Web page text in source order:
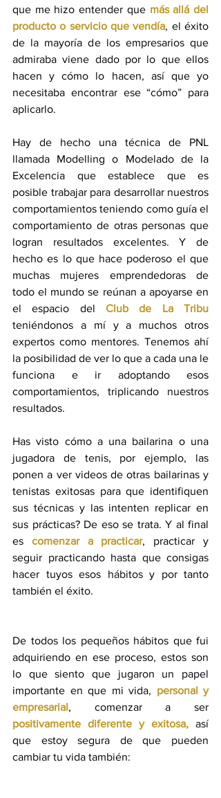
que me hizo entender que más allá del
producto o servicio que vendía, el éxito
de la mayoría de los empresarios que
admiraba viene dado por lo que ellos
hacen y cómo lo hacen, así que yo
necesitaba encontrar ese “cómo” para
aplicarlo.
Hay de hecho una técnica de PNL
llamada Modelling o Modelado de la
Excelencia que establece que es
posible trabajar para desarrollar nuestros
comportamientos teniendo como guía el
comportamiento de otras personas que
logran resultados excelentes. Y de
hecho es lo que hace poderoso el que
muchas mujeres emprendedoras de
todo el mundo se reúnan a apoyarse en
el espacio del Club de La Tribu
teniéndonos a mí y a muchos otros
expertos como mentores. Tenemos ahí
la posibilidad de ver lo que a cada una le
funciona e ir adoptando esos
comportamientos, triplicando nuestros
resultados.
Has visto cómo a una bailarina o una
jugadora de tenis, por ejemplo, las
ponen a ver videos de otras bailarinas y
tenistas exitosas para que identifiquen
sus técnicas y las intenten replicar en
sus prácticas? De eso se trata. Y al final
es comenzar a practicar, practicar y
seguir practicando hasta que consigas
hacer tuyos esos hábitos y por tanto
también el éxito.
De todos los pequeños hábitos que fui
adquiriendo en ese proceso, estos son
lo que siento que jugaron un papel
importante en que mi vida, personal y
empresarial
positivamente diferente y exitosa, así
que estoy segura de que pueden
cambiar tu vida también: